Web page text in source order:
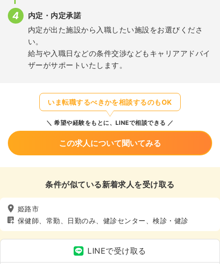
内定・内定承諾
内定が出た施設から入職したい施設をお選びくださ
い。
給与や入職日などの条件交渉などもキャリアアドバイ
ザーがサポートいたします。
いま転職するべきかを相談するのもOK
希望や経験をもとに、LINEで相談できる
この求人について聞いてみる
条件が似ている新着求人を受け取る
姫路市
保健師、常勤、日勤のみ、健診センター、検診・健診
LINEで受け取る